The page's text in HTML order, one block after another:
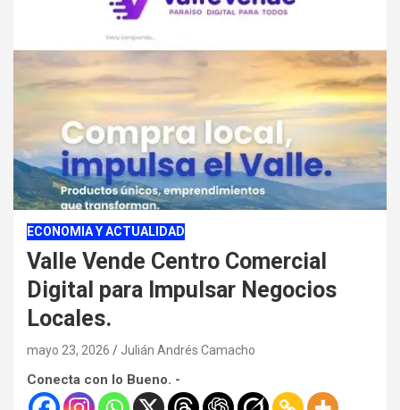
ECONOMIA Y ACTUALIDAD
Valle Vende Centro Comercial
Digital para Impulsar Negocios
Locales.
mayo 23, 2026 Julián Andrés Camacho
Conecta con lo Bueno. -